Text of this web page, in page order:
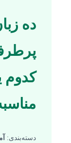
ده
کدوم
دسته‌بندی: